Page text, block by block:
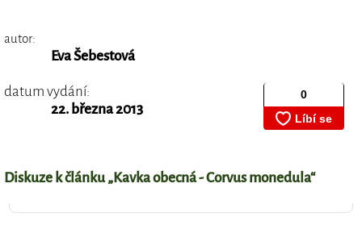
autor:
Eva Šebestová
datum vydání:
22. března 2013
Diskuze k článku „Kavka obecná - Corvus monedula“